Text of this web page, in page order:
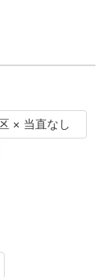
× 当直なし